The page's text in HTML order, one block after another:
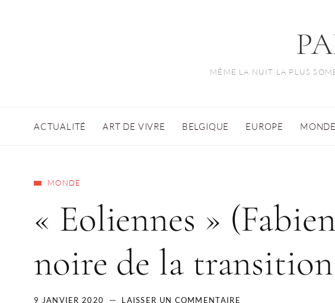
MÊME LA NUIT LA PLUS
ACTUALITÉ ART DE VIVRE BELGIQUE EUROPE MONDE
MONDE
« Eoliennes »
noire de la
9 JANVIER 2020 LAISSER UN COMMENTAIRE